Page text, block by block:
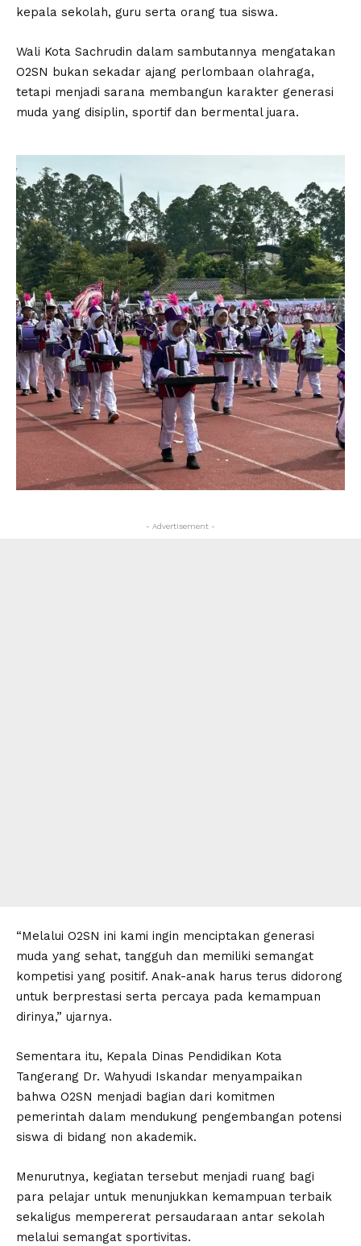
kepala sekolah, guru serta orang tua siswa.
Wali Kota Sachrudin dalam sambutannya mengatakan
O2SN bukan sekadar ajang perlombaan olahraga,
tetapi menjadi sarana membangun karakter generasi
muda yang disiplin, sportif dan bermental juara.
- Advertisement -
“Melalui O2SN ini kami ingin menciptakan generasi
muda yang sehat, tangguh dan memiliki semangat
kompetisi yang positif. Anak-anak harus terus didorong
untuk berprestasi serta percaya pada kemampuan
dirinya,” ujarnya.
Sementara itu, Kepala Dinas Pendidikan Kota
Tangerang Dr. Wahyudi Iskandar menyampaikan
bahwa O2SN menjadi bagian dari komitmen
pemerintah dalam mendukung pengembangan potensi
siswa di bidang non akademik.
Menurutnya, kegiatan tersebut menjadi ruang bagi
para pelajar untuk menunjukkan kemampuan terbaik
sekaligus mempererat persaudaraan antar sekolah
melalui semangat sportivitas.